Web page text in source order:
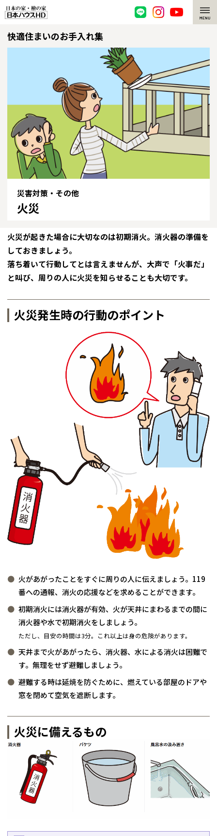
脱炭素・檜の家
環境にやさしい、脱炭素社会の住宅
高耐久住宅
高断熱・高気密の家
ZEH特集
感謝訪問・長期保証
直営工事
1メーターモジュール
デザイン賞各種受賞
セントラルヒーティング
檜と日本人
1000年を超えて生きる檜
檜の住まいデザイン
理想の木材「檜」
注文住宅 トップ
グレートステージ
施工事例
平屋の家
外観・インテリア集
WEB住宅展示場
住まいのお手入れ集
施工事例
リフォーム
リフォームメニュー
選ばれる理由
介護保険利用で快適リフォーム
資産活用 トップ
賃貸併用住宅のメリット
安心のサポートシステム
商品紹介
展示場案内
買取サービス
分譲住宅・土地
分譲マンション
分譲マンション トップ
ワザックとは
トランクルーム
会社情報
事業部紹介
IR情報
木材調達指針
グループ会社紹介
採用情報
快適住まいのお手入れ集
災害対策・その他
火災
火災が起きた場合に大切なのは初期消火。消火器の準備を
しておきましょう。
落ち着いて行動してとは言えませんが、大声で「火事だ」
と叫び、周りの人に火災を知らせることも大切です。
火災発生時の行動のポイント
火があがったことをすぐに周りの人に伝えましょう。119
番への通報、消火の応援などを求めることができます。
初期消火には消火器が有効、火が天井にまわるまでの間に
消火器や水で初期消火をしましょう。
ただし、目安の時間は3分。これ以上は身の危険があります。
天井まで火があがったら、消火器、水による消火は困難で
す。無理をせず避難しましょう。
避難する時は延焼を防ぐために、燃えている部屋のドアや
窓を閉めて空気を遮断します。
火災に備えるもの
全国の展示場
北海道
札幌
道央
道南
道東
東北
青森
岩手
山形
福島
甲信越・北陸
山梨
長野
石川
福井
東京
神奈川
千葉
茨城
群馬
東海
愛知
静岡
三重
近畿
京都
兵庫
滋賀
和歌山
中国・四国
岡山
香川
鳥取
島根
広島
山口
九州
福岡
熊本
大分
宮崎
鹿児島
分譲マンション
応します。お気軽にご相談ください。
お近くのイベント
北海道
札幌
道央
苫小牧千歳
道南
函館
室蘭
道東
帯広
釧路
東北
青森県
岩手県
盛岡
北上
山形県
山形
宮城県
仙台
福島県
郡山
福島
会津
甲信越・北陸
山梨県
甲府
長野県
長野
松本
富山県
富山
石川県
金沢
福井県
福井
東京都
世田谷
八王子
神奈川県
横浜
湘南
相模
埼玉県
埼玉
所沢
千葉県
千葉
柏
栃木県
宇都宮
小山
群馬県
群馬
伊勢崎
東海
愛知県
名古屋
豊橋
岐阜県
岐阜
静岡県
静岡
浜松
三重県
四日市
近畿
大阪府
大阪
京都府
京都
兵庫県
姫路
奈良県
奈良
中国・四国
岡山県
岡山
愛媛県
松山
九州
福岡県
福岡
佐賀県
佐賀
熊本県
熊本
大分県
大分
宮崎県
宮崎
鹿児島県
鹿児島